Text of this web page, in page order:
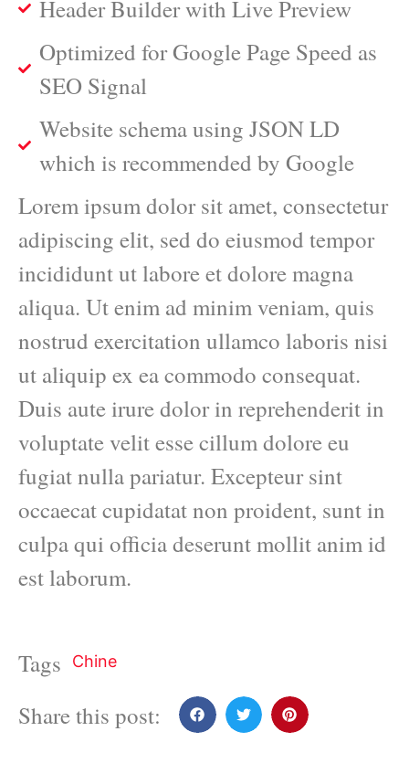
Header Builder with Live Preview
Optimized for Google Page Speed as
SEO Signal
Website schema using JSON LD
which is recommended by Google
Lorem ipsum dolor sit amet, consectetur
adipiscing elit, sed do eiusmod tempor
incididunt ut labore et dolore magna
aliqua. Ut enim ad minim veniam, quis
nostrud exercitation ullamco laboris nisi
ut aliquip ex ea commodo consequat.
Duis aute irure dolor in reprehenderit in
voluptate velit esse cillum dolore eu
fugiat nulla pariatur. Excepteur sint
occaecat cupidatat non proident, sunt in
culpa qui officia deserunt mollit anim id
est laborum.
Tags Chine
Share this post: